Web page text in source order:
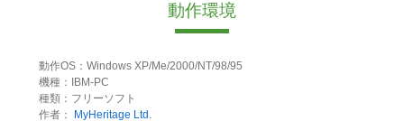
動作環境
動作OS：Windows XP/Me/2000/NT/98/95
機種：IBM-PC
種類：フリーソフト
作者：
MyHeritage Ltd.